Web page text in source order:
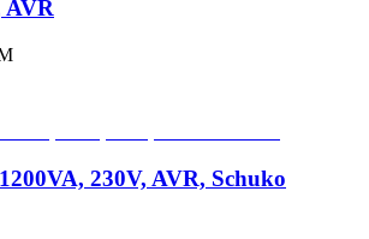
AVR
230V, AVR, Schuko